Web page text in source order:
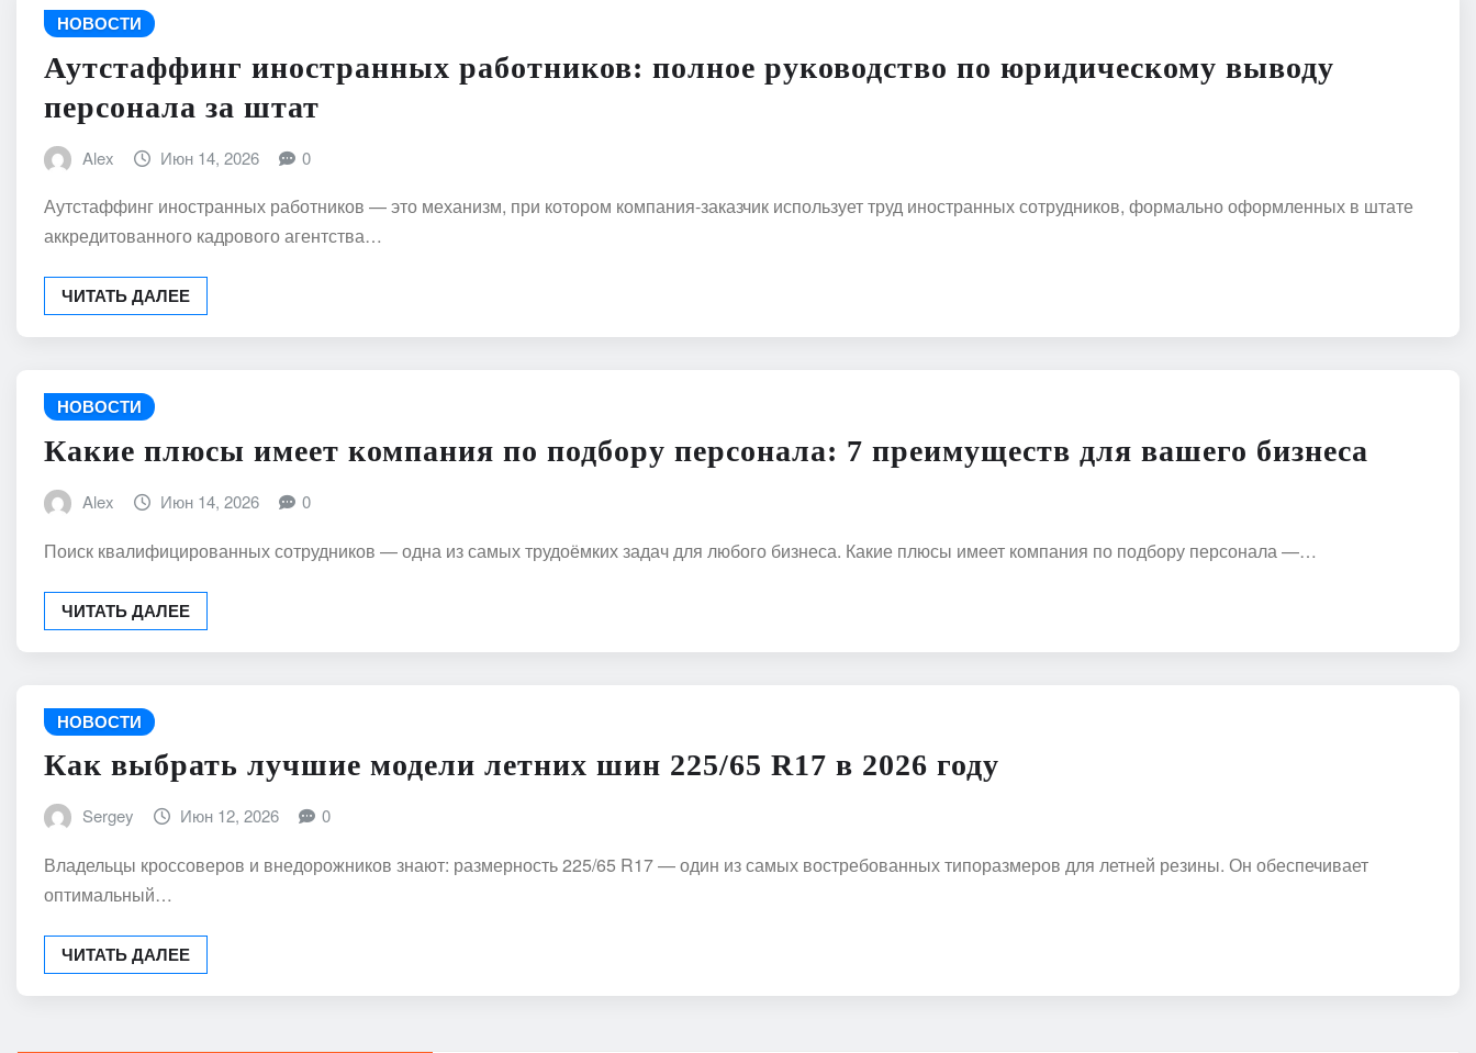
НОВОСТИ
Аутстаффинг иностранных работников: полное руководство по юридическому выводу
персонала за штат
Alex Июн 14, 2026 0
Аутстаффинг иностранных работников — это механизм, при котором компания-заказчик использует труд иностранных сотрудников, формально оформленных в штате
аккредитованного кадрового агентства…
ЧИТАТЬ ДАЛЕЕ
НОВОСТИ
Какие плюсы имеет компания по подбору персонала: 7 преимуществ для вашего бизнеса
Alex Июн 14, 2026 0
Поиск квалифицированных сотрудников — одна из самых трудоёмких задач для любого бизнеса. Какие плюсы имеет компания по подбору персонала —…
ЧИТАТЬ ДАЛЕЕ
НОВОСТИ
Как выбрать лучшие модели летних шин 225/65 R17 в 2026 году
Sergey Июн 12, 2026 0
Владельцы кроссоверов и внедорожников знают: размерность 225/65 R17 — один из самых востребованных типоразмеров для летней резины. Он обеспечивает
оптимальный…
ЧИТАТЬ ДАЛЕЕ